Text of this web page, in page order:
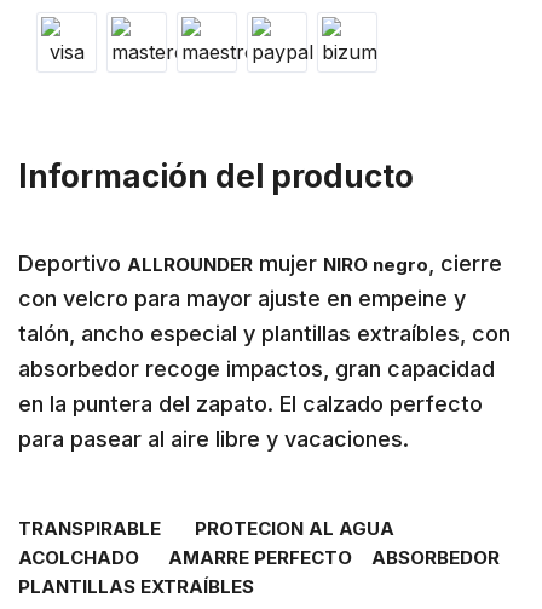
Información del producto
Deportivo ALLROUNDER mujer NIRO negro
, cierre
con velcro para mayor ajuste en empeine y
talón, ancho especial y plantillas extraíbles, con
absorbedor recoge impactos, gran capacidad
en la puntera del zapato. El calzado perfecto
para pasear al aire libre y vacaciones.
TRANSPIRABLE PROTECION AL AGUA
ACOLCHADO AMARRE PERFECTO ABSORBEDOR
PLANTILLAS EXTRAÍBLES